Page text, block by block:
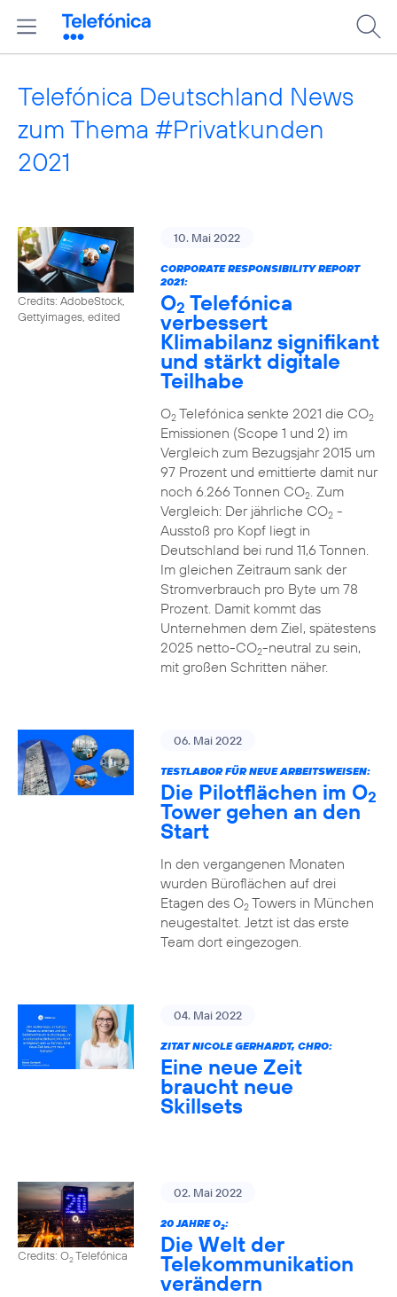
Telefónica Deutschland News
zum Thema #Privatkunden
2021
Credits: AdobeStock,
Gettyimages, edited
10. Mai 2022
CORPORATE RESPONSIBILITY REPORT
2021:
O2 Telefónica
verbessert
Klimabilanz signifikant
und stärkt digitale
Teilhabe
O2Telefónica senkte 2021 die CO2
Emissionen (Scope 1 und 2) im
Vergleich zum Bezugsjahr 2015 um
97 Prozent und emittierte damit nur
noch 6.266 Tonnen CO2. Zum
Vergleich: Der jährliche CO2-
Ausstoß pro Kopf liegt in
Deutschland bei rund 11,6 Tonnen.
Im gleichen Zeitraum sank der
Stromverbrauch pro Byte um 78
Prozent. Damit kommt das
Unternehmen dem Ziel, spätestens
2025 netto-CO2-neutral zu sein,
mit großen Schritten näher.
06. Mai 2022
TESTLABOR FÜR NEUE ARBEITSWEISEN:
Die Pilotflächen im O2
Tower gehen an den
Start
In den vergangenen Monaten
wurden Büroflächen auf drei
Etagen des O2Towers in München
neugestaltet. Jetzt ist das erste
Team dort eingezogen.
04. Mai 2022
ZITAT NICOLE GERHARDT, CHRO:
Eine neue Zeit
braucht neue
Skillsets
Credits: O2Telefónica
02. Mai 2022
20 JAHRE O2:
Die Welt der
Telekommunikation
verändern